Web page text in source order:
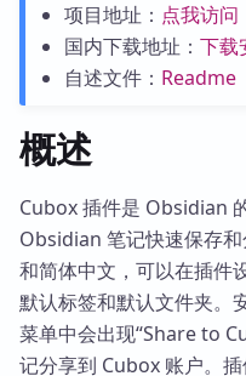
项目地址： 点我访问
国内下载地址： 下载
自述文件： Readme
概述
Cubox 插件是 Obsidian
Obsidian 笔记快速保存
和简体中文，可以在插件
默认标签和默认文件夹。
菜单中会出现“Share to
记分享到 Cubox 账户。